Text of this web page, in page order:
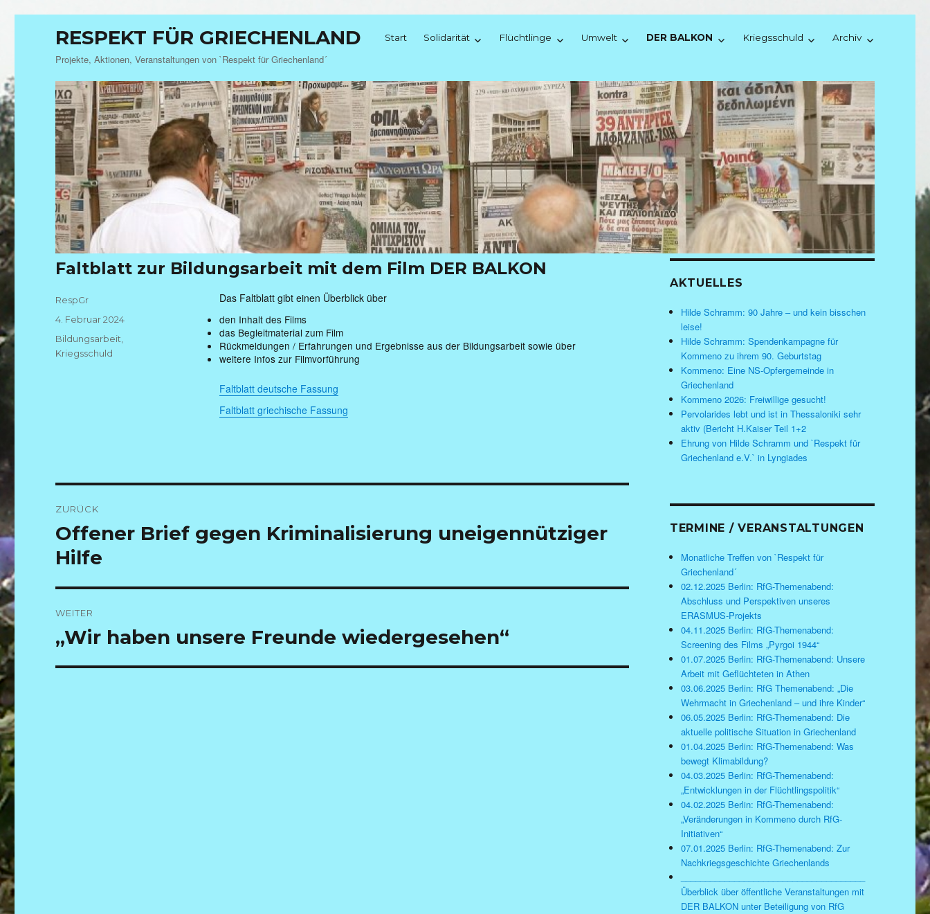
RESPEKT FÜR GRIECHENLAND
Projekte, Aktionen, Veranstaltungen von `Respekt für Griechenland´
Start Solidarität Flüchtlinge Umwelt DER BALKON Kriegsschuld Archiv
Faltblatt zur Bildungsarbeit mit dem Film DER BALKON
Das Faltblatt gibt einen Überblick über
den Inhalt des Films
das Begleitmaterial zum Film
Rückmeldungen / Erfahrungen und Ergebnisse aus der Bildungsarbeit sowie über
weitere Infos zur Filmvorführung
Faltblatt deutsche Fassung
Faltblatt griechische Fassung
Autor
RespGr
Veröffentlicht
am
4. Februar 2024
Kategorien
Bildungsarbeit,
Kriegsschuld
ZURÜCK
Vorheriger
Beitrag:
Offener Brief gegen Kriminalisierung uneigennütziger
Hilfe
WEITER
Nächster
Beitrag:
„Wir haben unsere Freunde wiedergesehen“
AKTUELLES
Hilde Schramm: 90 Jahre – und kein bisschen
leise!
Hilde Schramm: Spendenkampagne für
Kommeno zu ihrem 90. Geburtstag
Kommeno: Eine NS-Opfergemeinde in
Griechenland
Kommeno 2026: Freiwillige gesucht!
Pervolarides lebt und ist in Thessaloniki sehr
aktiv (Bericht H.Kaiser Teil 1+2
Ehrung von Hilde Schramm und `Respekt für
Griechenland e.V.` in Lyngiades
TERMINE / VERANSTALTUNGEN
Monatliche Treffen von `Respekt für
Griechenland´
02.12.2025 Berlin: RfG-Themenabend:
Abschluss und Perspektiven unseres
ERASMUS-Projekts
04.11.2025 Berlin: RfG-Themenabend:
Screening des Films „Pyrgoi 1944“
01.07.2025 Berlin: RfG-Themenabend: Unsere
Arbeit mit Geflüchteten in Athen
03.06.2025 Berlin: RfG Themenabend: „Die
Wehrmacht in Griechenland – und ihre Kinder“
06.05.2025 Berlin: RfG-Themenabend: Die
aktuelle politische Situation in Griechenland
01.04.2025 Berlin: RfG-Themenabend: Was
bewegt Klimabildung?
04.03.2025 Berlin: RfG-Themenabend:
„Entwicklungen in der Flüchtlingspolitik“
04.02.2025 Berlin: RfG-Themenabend:
„Veränderungen in Kommeno durch RfG-
Initiativen“
07.01.2025 Berlin: RfG-Themenabend: Zur
Nachkriegsgeschichte Griechenlands
Überblick über öffentliche Veranstaltungen mit
DER BALKON unter Beteiligung von RfG